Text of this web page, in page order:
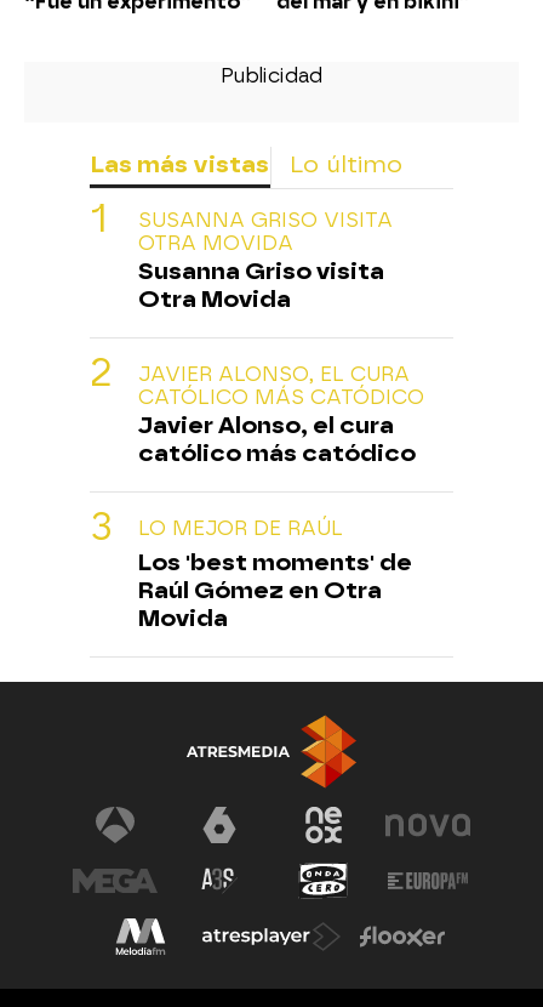
Las más vistas Lo último
SUSANNA GRISO VISITA
OTRA MOVIDA
Susanna Griso visita
Otra Movida
JAVIER ALONSO, EL CURA
CATÓLICO MÁS CATÓDICO
Javier Alonso, el cura
católico más catódico
LO MEJOR DE RAÚL
Los 'best moments' de
Raúl Gómez en Otra
Movida